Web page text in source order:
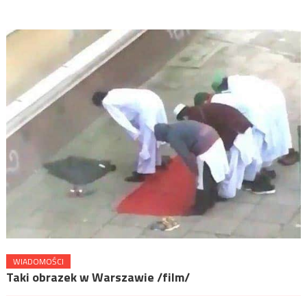
WIADOMOŚCI
Taki obrazek w Warszawie /film/